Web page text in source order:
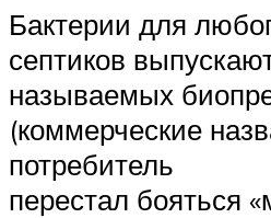
Бактерии для
септиков
называемых
(коммерческие
потребитель
перестал бояться